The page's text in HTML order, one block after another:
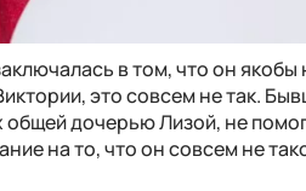
в том, что он якобы
это совсем не так.
общей дочерью Лизой, не
на то, что он совсем не